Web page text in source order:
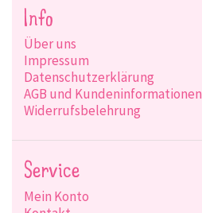
Info
Über uns
Impressum
Datenschutzerklärung
AGB und Kundeninformationen
Widerrufsbelehrung
Service
Mein Konto